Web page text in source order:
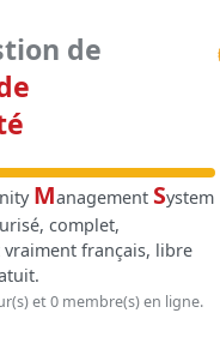
de
Management System
complet,
français, libre
et 0 membre(s) en ligne.